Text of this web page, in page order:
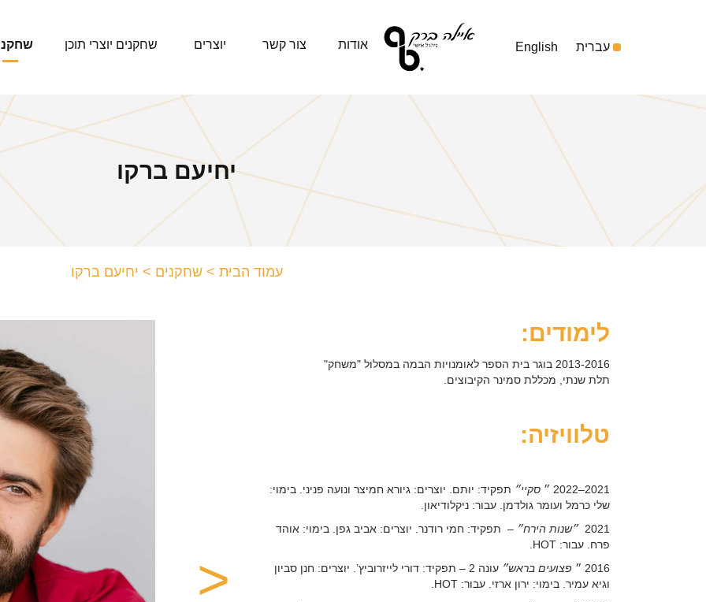
עברית English אודות צור קשר יוצרים שחקנים יוצרי תוכן
יחיעם ברקו
עמוד הבית >שחקנים > יחיעם ברקו
לימודים:
2013-2016 בוגר בית הספר לאומנויות הבמה במסלול "משחק"
תלת שנתי, מכללת סמינר הקיבוצים.
טלוויזיה:
2021–2022 ״ סקיי״ תפקיד: יותם. יוצרים: גיורא חמיצר ונועה פניני. בימוי:
שלי כרמל ועומר גולדמן. עבור: ניקלודיאון.
2021 ״שנות הירח״ – תפקיד: חמי רודנר. יוצרים: אביב גפן. בימוי: אוהד
פרח. עבור: HOT
2016 ״
פצועים בראש״
עונה 2 – תפקיד: דורי לייזרוביץ’. יוצרים: חנן סביון
וגיא עמיר. בימוי: ירון ארזי. עבור: HOT
<